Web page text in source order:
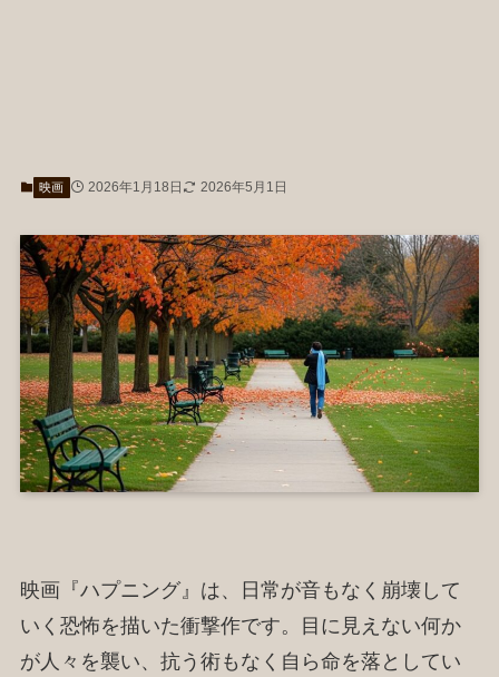
映画 2026年1月18日 2026年5月1日
映画『ハプニング』は、日常が音もなく崩壊して
いく恐怖を描いた衝撃作です。目に見えない何か
が人々を襲い、抗う術もなく自ら命を落としてい